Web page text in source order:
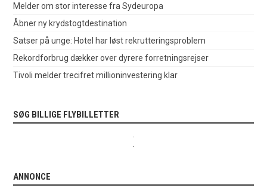
Melder om stor interesse fra Sydeuropa
Åbner ny krydstogtdestination
Satser på unge: Hotel har løst rekrutteringsproblem
Rekordforbrug dækker over dyrere forretningsrejser
Tivoli melder trecifret millioninvestering klar
SØG BILLIGE FLYBILLETTER
ANNONCE